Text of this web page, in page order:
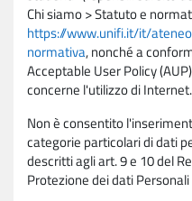
Chi siamo > Statuto e
https://www.unifi.it/it/
normativa, nonché a
Acceptable User Policy
concerne l'utilizzo di Internet.
Non è consentito
categorie particolari di dati
descritti agli art. 9 e 10 del
Protezione dei dati